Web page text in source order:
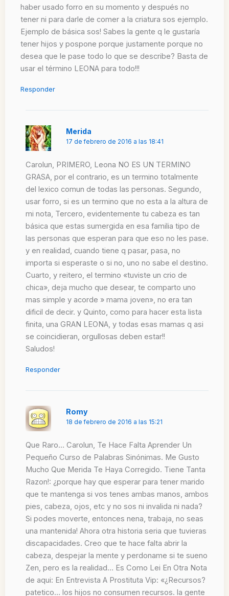
haber usado forro en su momento y después no
tener ni para darle de comer a la criatura sos ejemplo.
Ejemplo de básica sos! Sabes la gente q le gustaría
tener hijos y pospone porque justamente porque no
desea que le pase todo lo que se describe? Basta de
usar el término LEONA para todo!!!
Responder
Merida
17 de febrero de 2016 a las 18:41
Carolun, PRIMERO, Leona NO ES UN TERMINO
GRASA, por el contrario, es un termino totalmente
del lexico comun de todas las personas. Segundo,
usar forro, si es un termino que no esta a la altura de
mi nota, Tercero, evidentemente tu cabeza es tan
básica que estas sumergida en esa familia tipo de
las personas que esperan para que eso no les pase.
y en realidad, cuando tiene q pasar, pasa, no
importa si esperaste o si no, uno no sabe el destino.
Cuarto, y reitero, el termino «tuviste un crio de
chica», deja mucho que desear, te comparto uno
mas simple y acorde » mama joven», no era tan
dificil de decir. y Quinto, como para hacer esta lista
finita, una GRAN LEONA, y todas esas mamas q asi
se coincidieran, orgullosas deben estar!!
Saludos!
Responder
Romy
18 de febrero de 2016 a las 15:21
Que Raro… Carolun, Te Hace Falta Aprender Un
Pequeño Curso de Palabras Sinónimas. Me Gusto
Mucho Que Merida Te Haya Corregido. Tiene Tanta
Razon!: ¿porque hay que esperar para tener marido
que te mantenga si vos tenes ambas manos, ambos
pies, cabeza, ojos, etc y no sos ni invalida ni nada?
Si podes moverte, entonces nena, trabaja, no seas
una mantenida! Ahora otra historia seria que tuvieras
discapacidades. Creo que te hace falta abrir la
cabeza, despejar la mente y perdoname si te sueno
Zen, pero es la realidad… Es Como Lei En Otra Nota
de aqui: En Entrevista A Prostituta Vip: «¿Recursos?
patetico… los hijos no consumen recursos. la gente